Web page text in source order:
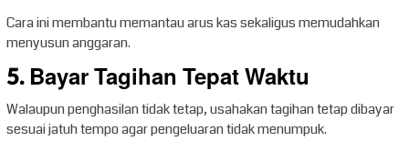
Cara ini membantu memantau arus kas sekaligus memudahkan
menyusun anggaran.
5. Bayar Tagihan Tepat Waktu
Walaupun penghasilan tidak tetap, usahakan tagihan tetap dibayar
sesuai jatuh tempo agar pengeluaran tidak menumpuk.